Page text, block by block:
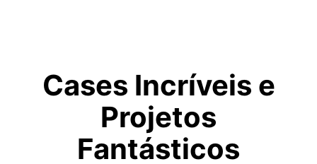
Cases Incríveis e
Projetos
Fantásticos